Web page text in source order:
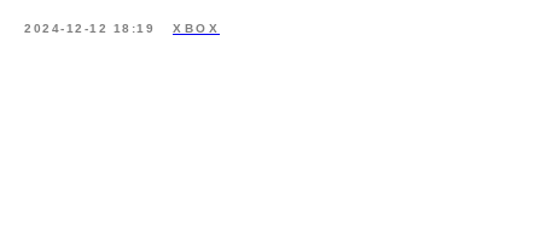
2024-12-12 18:19 XBOX